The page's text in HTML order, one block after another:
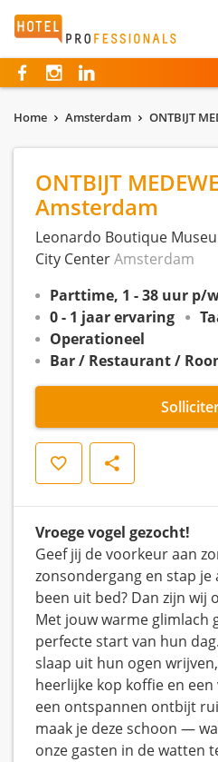
Hotelprofessionals
Home Amsterdam ONTBIJT
ONTBIJT
Amsterdam
Leonardo Boutique
City CenterAmsterdam
Parttime, 1 - 38 uur p/
0 - 1 jaar ervaring
Operationeel
Bar / Restaurant /
Opslaan Delen
Vroege vogel gezocht!
Geef jij de voorkeur aan
zonsondergang en stap
been uit bed? Dan zijn wij
Met jouw warme glimlach
perfecte start van hun
slaap uit hun ogen
heerlijke kop koffie en
een ontspannen ontbijt
maak je deze schoon —
onze gasten in de watten